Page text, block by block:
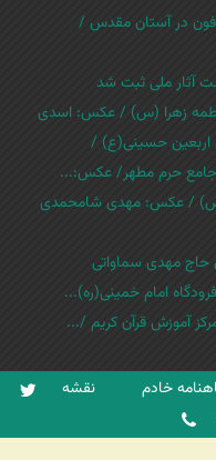
در آستان مقدس /
آثار ملی ثبت شد
زهرا (س) / عکس: اسدی
اربعین حسینی(ع) /
جامع حرم مطهر/ عکس:...
/ عکس: مهدی شامحمدی
حاج مهدی سماواتی
امام خمینی(ره)...
آموزش قرآن کریم /...
خادم نقشه